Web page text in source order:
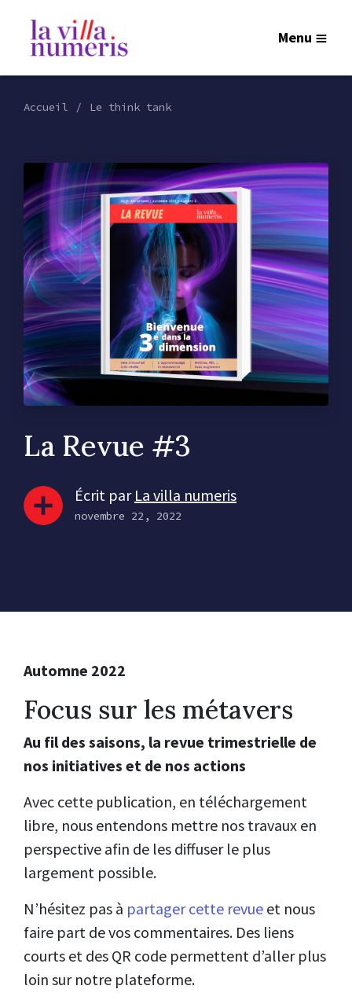
Menu
Accueil Le think tank
La Revue #3
Écrit par La villa numeris
novembre 22, 2022
Automne 2022
Focus sur les métavers
Au fil des saisons, la revue trimestrielle de
nos initiatives et de nos actions
Avec cette publication, en téléchargement
libre, nous entendons mettre nos travaux en
perspective afin de les diffuser le plus
largement possible.
N’hésitez pas à partager cette revue et nous
faire part de vos commentaires. Des liens
courts et des QR code permettent d’aller plus
loin sur notre plateforme.